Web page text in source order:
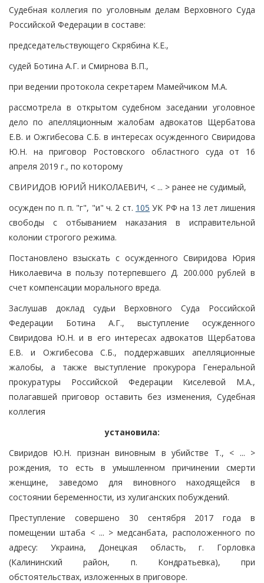
Судебная коллегия по уголовным делам Верховного Суда
Российской Федерации в составе:
председательствующего Скрябина К.Е.,
судей Ботина А.Г. и Смирнова В.П.,
при ведении протокола секретарем Мамейчиком М.А.
рассмотрела в открытом судебном заседании уголовное
дело по апелляционным жалобам адвокатов Щербатова
Е.В. и Ожгибесова С.Б. в интересах осужденного Свиридова
Ю.Н. на приговор Ростовского областного суда от 16
апреля 2019 г., по которому
СВИРИДОВ ЮРИЙ НИКОЛАЕВИЧ, < ... > ранее не судимый,
осужден по п. п. "г", "и" ч. 2 ст. 105 УК РФ на 13 лет лишения
свободы с отбыванием наказания в исправительной
колонии строгого режима.
Постановлено взыскать с осужденного Свиридова Юрия
Николаевича в пользу потерпевшего Д. 200.000 рублей в
счет компенсации морального вреда.
Заслушав доклад судьи Верховного Суда Российской
Федерации Ботина А.Г., выступление осужденного
Свиридова Ю.Н. и в его интересах адвокатов Щербатова
Е.В. и Ожгибесова С.Б., поддержавших апелляционные
жалобы, а также выступление прокурора Генеральной
прокуратуры Российской Федерации Киселевой М.А.,
полагавшей приговор оставить без изменения, Судебная
коллегия
установила:
Свиридов Ю.Н. признан виновным в убийстве Т., < ... >
рождения, то есть в умышленном причинении смерти
женщине, заведомо для виновного находящейся в
состоянии беременности, из хулиганских побуждений.
Преступление совершено 30 сентября 2017 года в
помещении штаба < ... > медсанбата, расположенного по
адресу: Украина, Донецкая область, г. Горловка
(Калининский район, п. Кондратьевка), при
обстоятельствах, изложенных в приговоре.